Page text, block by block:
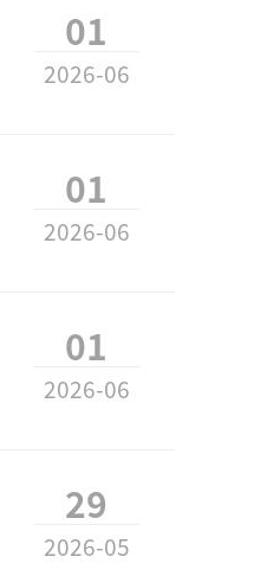
01
2026-06
01
2026-06
01
2026-06
29
2026-05